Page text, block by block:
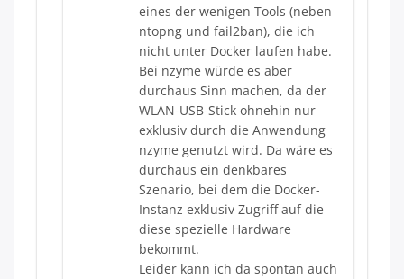
eines der wenigen Tools (neben
ntopng und fail2ban), die ich
nicht unter Docker laufen habe.
Bei nzyme würde es aber
durchaus Sinn machen, da der
WLAN-USB-Stick ohnehin nur
exklusiv durch die Anwendung
nzyme genutzt wird. Da wäre es
durchaus ein denkbares
Szenario, bei dem die Docker-
Instanz exklusiv Zugriff auf die
diese spezielle Hardware
bekommt.
Leider kann ich da spontan auch